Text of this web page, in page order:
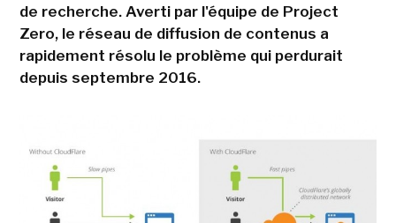
de recherche. Averti par l'équipe de Project
Zero, le réseau de diffusion de contenus a
rapidement résolu le problème qui perdurait
depuis septembre 2016.